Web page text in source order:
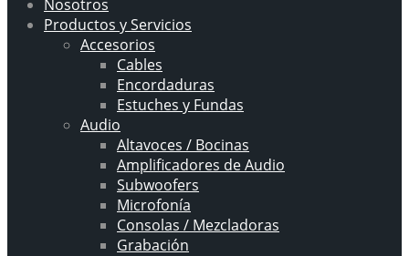
Nosotros
Productos y Servicios
Accesorios
Cables
Encordaduras
Estuches y Fundas
Audio
Altavoces / Bocinas
Amplificadores de Audio
Subwoofers
Microfonía
Consolas / Mezcladoras
Grabación